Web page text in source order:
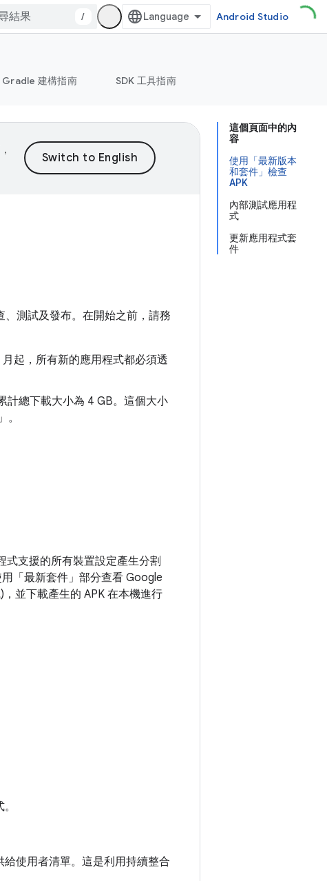
/ Android Studio
Gradle 建構指南 SDK 工具指南
這個頁面中的內
容
使用「最新版本
和套件」檢查
APK
內部測試應用程
式
更新應用程式套
件
測試及發布。在開始之前，請務
起，所有新的應用程式都必須透
計總下載大小為 4 GB。這個大小
。
式支援的所有裝置設定產生分割
「最新套件」部分查看 Google
並下載產生的 APK 在本機進行
使用者清單。這是利用持續整合